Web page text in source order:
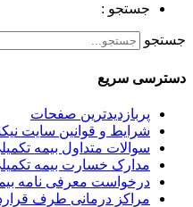
جستجو :
جستجو
دسترسی سریع
پربازدیدترین صفحات
شرایط و قوانین سایت
سوالات متداول بیمه
مدارک خسارت بیمه
درخواست معرفی نامه
مراکز درمانی طرف